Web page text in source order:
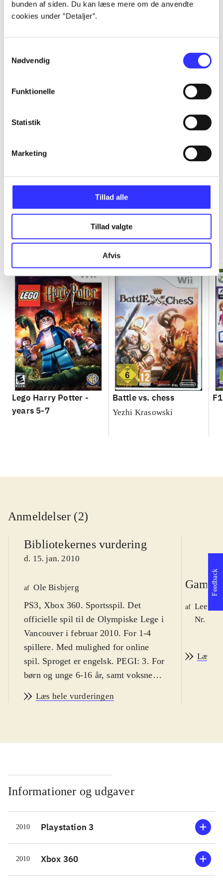
bunden af siden. Du kan læse mere om de anvendte
cookies under ”Detaljer”.
Nødvendig
Funktionelle
Statistik
Marketing
Tillad alle
Tillad valgte
Afvis
Alle registrerede artikler fordelt på udgivelser
Minder om
Lego Harry Potter -
years 5-7
Battle vs. chess
Yezhi Krasowski
Anmeldelser (2)
Bibliotekernes vurdering
d. 15. jan. 2010
af Ole Bisbjerg
PS3, Xbox 360. Sportsspil. Det
officielle spil til de Olympiske Lege i
Vancouver i februar 2010. For 1-4
spillere. Med mulighed for online
spil. Sproget er engelsk. PEGI: 3. For
børn og unge 6-16 år, samt voksne
Man er hurtigt i gang med Vancouver
længere konkurrencer. Der er
forskellige olympiske discipliner,
primært indenfor skisport. En række
sportsgrene som fx curling og is-dans
er desværre udeladt. Sværhedsgraden
kan varieres, men er ret lav, specielt
fordi kontrollen ligner hinanden i de
forskellige sportsgrene. Man vælger
Læs hele vurderingen
Game
af Lee
Nr.
Læs
Informationer og udgaver
2010 Playstation 3
2010 Xbox 360
Feedback